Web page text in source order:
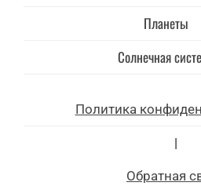
Планеты
Солнечная
Политика
|
Обратная